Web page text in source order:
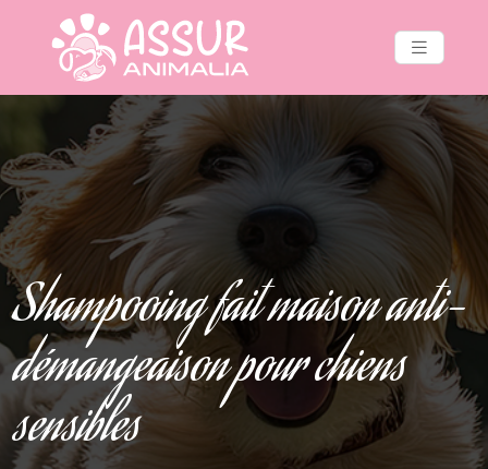
Shampooing fait maison anti-
démangeaison pour chiens
sensibles